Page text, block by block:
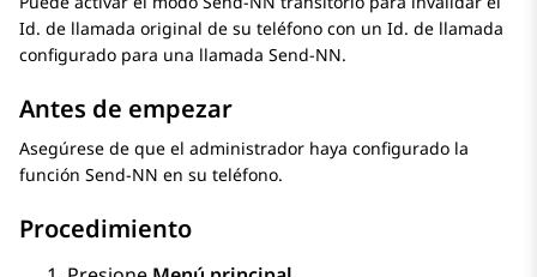
Id. de llamada original de su teléfono con un Id. de llamada
configurado para una llamada Send-NN.
Antes de empezar
Asegúrese de que el administrador haya configurado la
función Send-NN en su teléfono.
Procedimiento